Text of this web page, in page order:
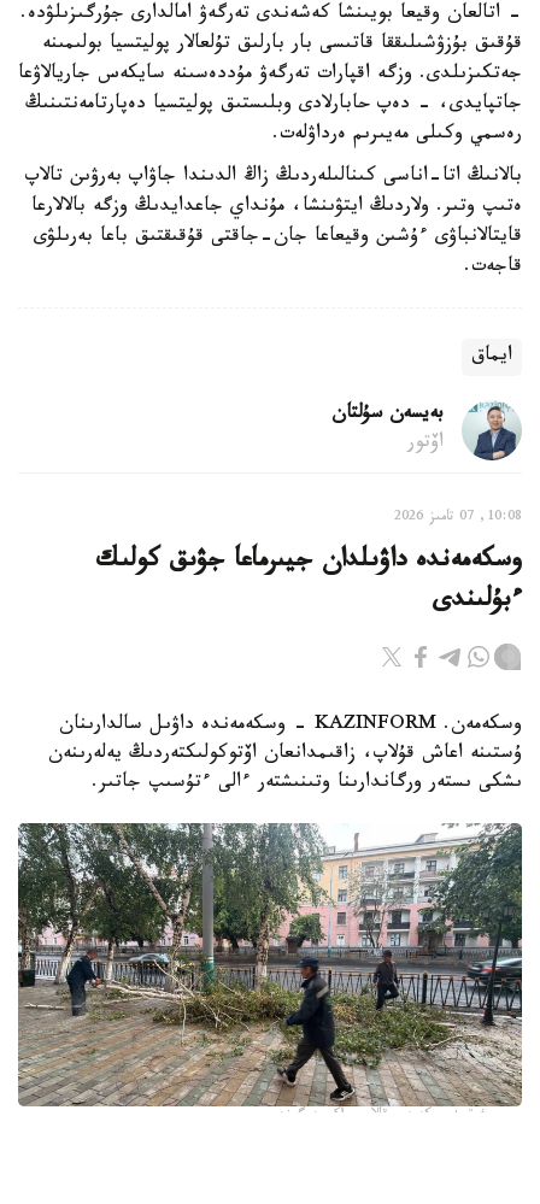
- اتالعان وقيعا بويىنشا كەشەندى تەرگەۋ امالدارى جۇرگىزىلۋدە.
قۇقىق بۇزۋشىلىققا قاتىسى بار بارلىق تۇلعالار پوليتسيا بولىمىنە
جەتكىزىلدى. وزگە اقپارات تەرگەۋ مۇددەسىنە سايكەس جاريالاۋعا
جاتپايدى، - دەپ حابارلادى وبلىستىق پوليتسيا دەپارتامەنتىنىڭ
رەسمي وكىلى مەيىرىم ەرداۋلەت.
بالانىڭ اتا-اناسى كىنالىلەردىڭ زاڭ الدىندا جاۋاپ بەرۋىن تالاپ
ەتىپ وتىر. ولاردىڭ ايتۋىنشا، مۇنداي جاعدايدىڭ وزگە بالالارعا
قايتالانباۋى ءۇشىن وقيعاعا جان-جاقتى قۇقىقتىق باعا بەرىلۋى
قاجەت.
ايماق
بەيسەن سۇلتان
اۆتور
10:08, 07 تامىز 2026
وسكەمەندە داۋىلدان جيىرماعا جۋىق كولىك
ءبۇلىندى
وسكەمەن. KAZINFORM - وسكەمەندە داۋىل سالدارىنان
ۇستىنە اعاش قۇلاپ، زاقىمدانعان اۆتوكولىكتەردىڭ يەلەرىنەن
ىشكى ىستەر ورگاندارىنا وتىنىشتەر ءالى ءتۇسىپ جاتىر.
فوتو: وسكەمەن قالاسى اكىمدىگىنەن